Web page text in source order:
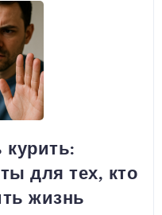
курить:
для тех, кто
жизнь